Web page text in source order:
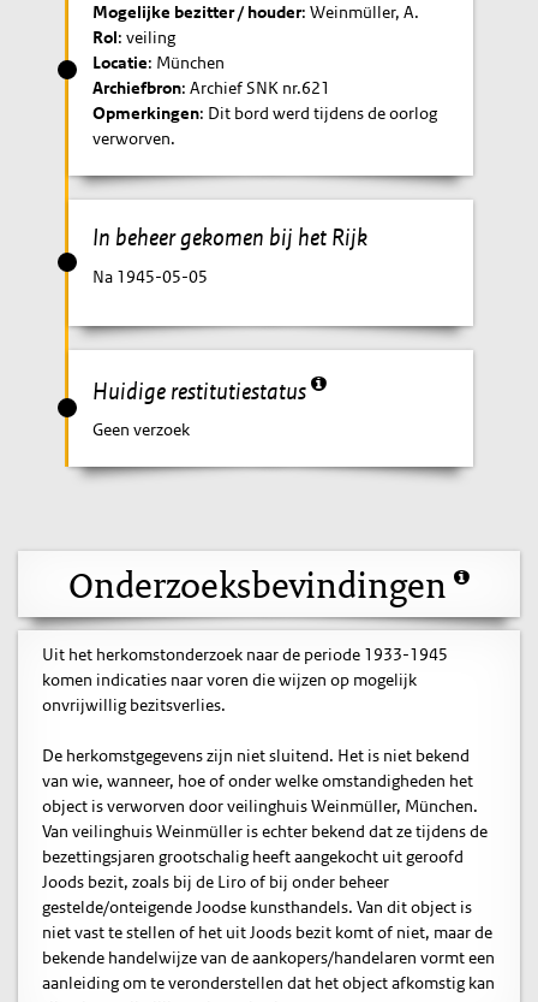
Mogelijke bezitter / houder: Weinmüller, A.
Rol: veiling
Locatie: München
Archiefbron: Archief SNK nr.621
Opmerkingen: Dit bord werd tijdens de oorlog
verworven.
In beheer gekomen bij het Rijk
Na 1945-05-05
Huidige restitutiestatus
Geen verzoek
Onderzoeksbevindingen
Uit het herkomstonderzoek naar de periode 1933-1945
komen indicaties naar voren die wijzen op mogelijk
onvrijwillig bezitsverlies.
De herkomstgegevens zijn niet sluitend. Het is niet bekend
van wie, wanneer, hoe of onder welke omstandigheden het
object is verworven door veilinghuis Weinmüller, München.
Van veilinghuis Weinmüller is echter bekend dat ze tijdens de
bezettingsjaren grootschalig heeft aangekocht uit geroofd
Joods bezit, zoals bij de Liro of bij onder beheer
gestelde/onteigende Joodse kunsthandels. Van dit object is
niet vast te stellen of het uit Joods bezit komt of niet, maar de
bekende handelwijze van de aankopers/handelaren vormt een
aanleiding om te veronderstellen dat het object afkomstig kan